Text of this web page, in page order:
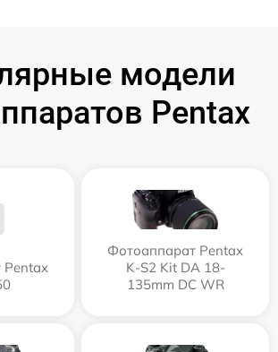
модели
Pentax
Pentax
Фотоаппарат Pentax
K-S2 Kit DA 18-
135mm DC WR